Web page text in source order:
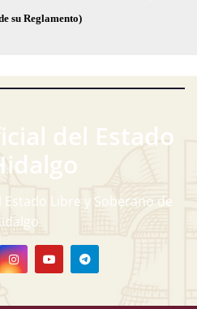
su Reglamento)
del Estado
Libre y Soberano de